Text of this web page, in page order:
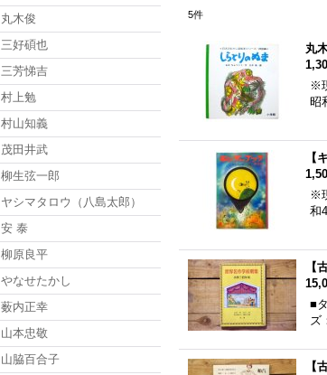
丸木俊
三好碩也
三芳悌吉
村上勉
村山知義
茂田井武
柳生弦一郎
ヤシマタロウ（八島太郎）
安 泰
柳原良平
やなせたかし
薮内正幸
山本忠敬
山脇百合子
5件
丸
※
昭
【
※
和
【
■
ズ
【